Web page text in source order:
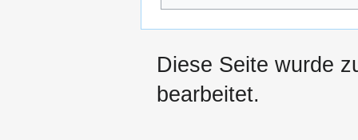
Diese Seite wurde
bearbeitet.